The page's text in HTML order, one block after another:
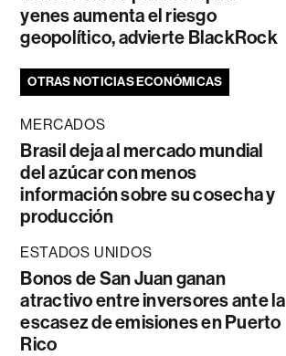
yenes aumenta el riesgo
geopolítico, advierte BlackRock
OTRAS NOTICIAS ECONÓMICAS
MERCADOS
Brasil deja al mercado mundial
del azúcar con menos
información sobre su cosecha y
producción
ESTADOS UNIDOS
Bonos de San Juan ganan
atractivo entre inversores ante la
escasez de emisiones en Puerto
Rico